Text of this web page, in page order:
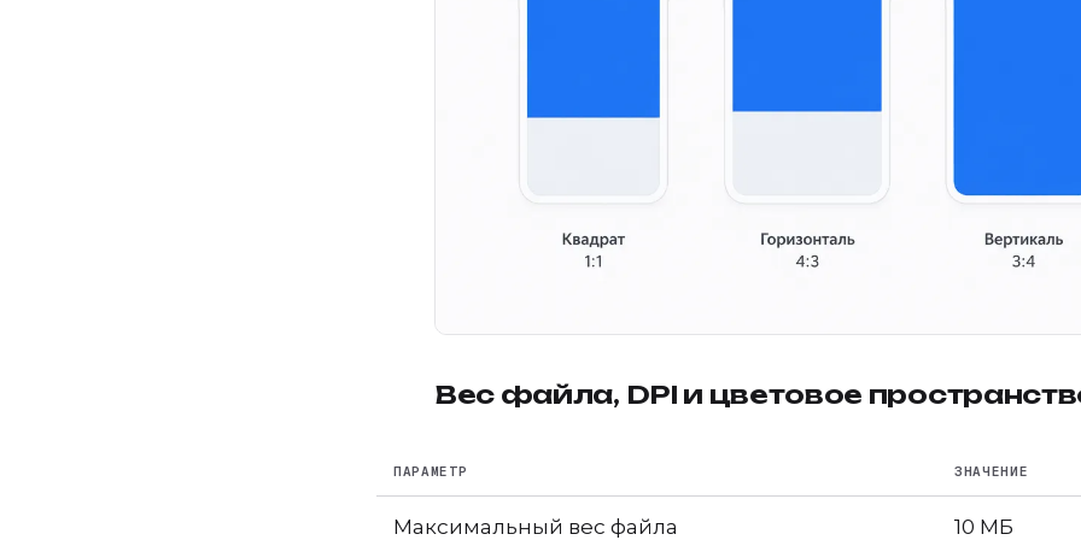
Вес файла, DPI и цветовое
ПАРАМЕТР ЗНАЧЕНИЕ
Максимальный вес файла 10 МБ